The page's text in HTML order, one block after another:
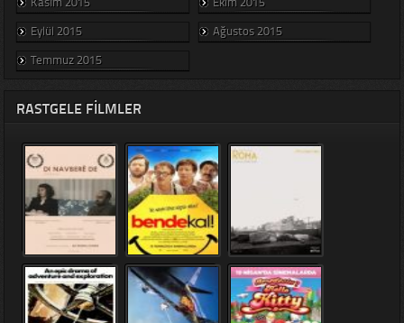
Eylül 2015
Ağustos 2015
Temmuz 2015
RASTGELE FILMLER